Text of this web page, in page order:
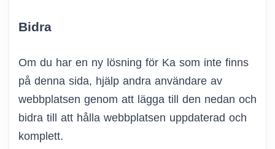
Bidra
Om du har en ny lösning för Ka som inte finns
på denna sida, hjälp andra användare av
webbplatsen genom att lägga till den nedan och
bidra till att hålla webbplatsen uppdaterad och
komplett.